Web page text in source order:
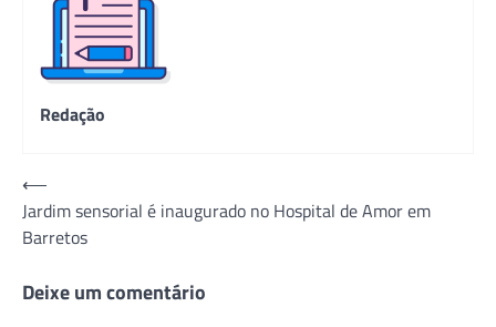
Redação
Navegação
de
Post
⟵
Jardim sensorial é inaugurado no Hospital de Amor em
Barretos
Deixe um comentário